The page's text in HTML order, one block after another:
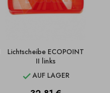
Lichtscheibe ECOPOINT
II links
AUF LAGER